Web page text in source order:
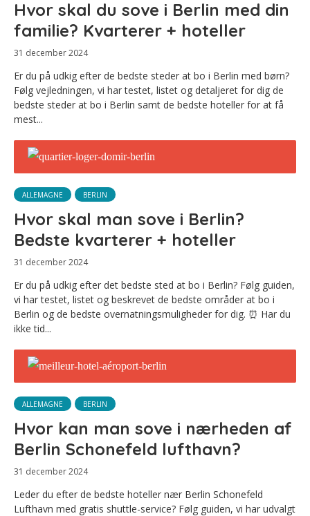
Hvor skal du sove i Berlin med din
familie? Kvarterer + hoteller
31 december 2024
Er du på udkig efter de bedste steder at bo i Berlin med børn?
Følg vejledningen, vi har testet, listet og detaljeret for dig de
bedste steder at bo i Berlin samt de bedste hoteller for at få
mest...
ALLEMAGNE BERLIN
Hvor skal man sove i Berlin?
Bedste kvarterer + hoteller
31 december 2024
Er du på udkig efter det bedste sted at bo i Berlin? Følg guiden,
vi har testet, listet og beskrevet de bedste områder at bo i
Berlin og de bedste overnatningsmuligheder for dig. ⏰ Har du
ikke tid...
ALLEMAGNE BERLIN
Hvor kan man sove i nærheden af
Berlin Schonefeld lufthavn?
31 december 2024
Leder du efter de bedste hoteller nær Berlin Schonefeld
Lufthavn med gratis shuttle-service? Følg guiden, vi har udvalgt